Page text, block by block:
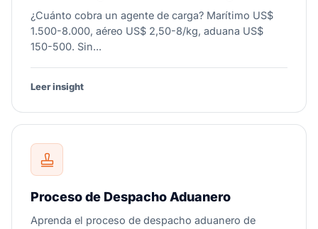
¿Cuánto cobra un agente de carga? Marítimo US$
1.500-8.000, aéreo US$ 2,50-8/kg, aduana US$
150-500. Sin...
Leer insight
Proceso de Despacho Aduanero
Aprenda el proceso de despacho aduanero de